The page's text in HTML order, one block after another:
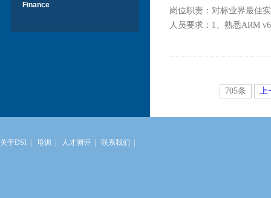
Finance
岗位职责：对标业界最佳
人员要求：1、熟悉ARM
705条 上
关于DSI 培训 人才测评 联系我们